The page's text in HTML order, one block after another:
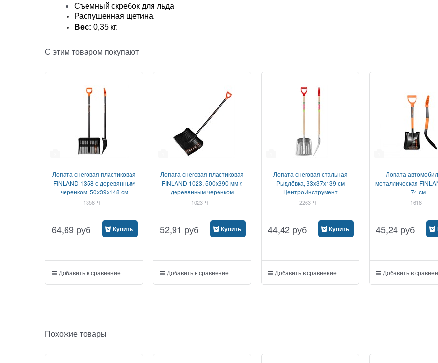
Съемный скребок для льда.
Распушенная щетина.
Вес: 0,35 кг.
С этим товаром покупают
Лопата снеговая пластиковая
FINLAND 1358 с деревянным
черенком, 50х39x148 см
1358-Ч
64,69 руб Купить
Добавить в сравнение
Лопата снеговая пластиковая
FINLAND 1023, 500х390 мм с
деревянным черенком
1023-Ч
52,91 руб Купить
Добавить в сравнение
Лопата снеговая стальная
Рыдлёвка, 33х37х139 см
ЦентроИнструмент
2263-Ч
44,42 руб Купить
Добавить в сравнение
Лопата
металлическая
74 см
1618
45,24 руб
Добавить в
Похожие товары